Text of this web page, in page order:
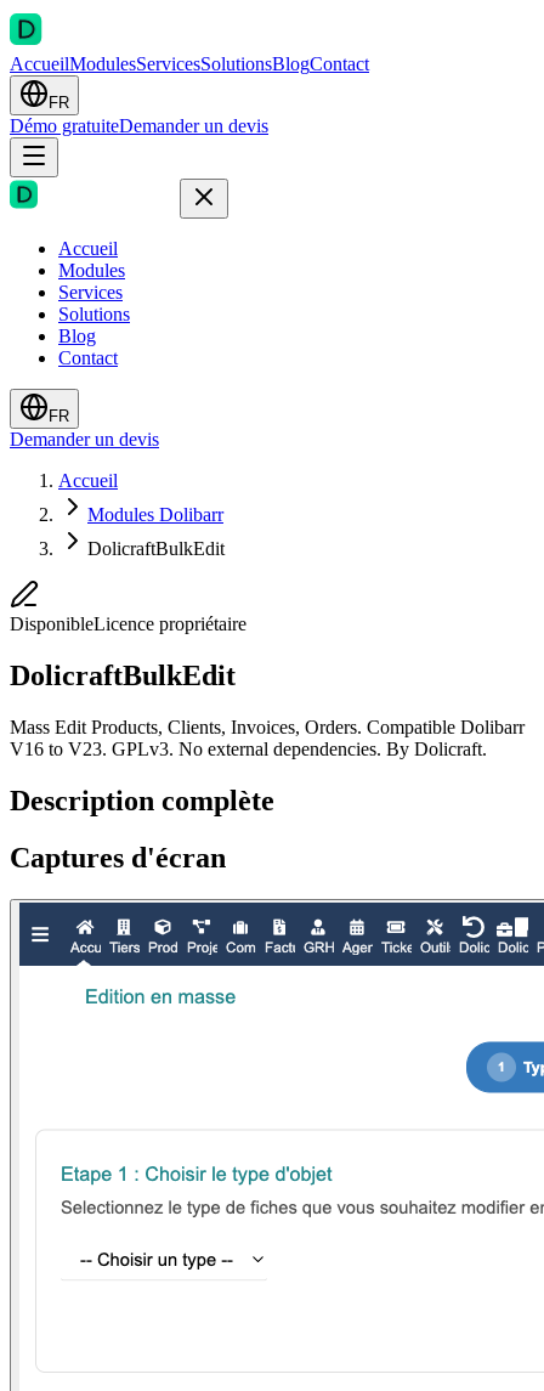
AccueilModulesServicesSolutionsBlogContact
FR
Démo gratuiteDemander un devis
Accueil
Modules
Services
Solutions
Blog
Contact
FR
Demander un devis
Accueil
Modules Dolibarr
DolicraftBulkEdit
DisponibleLicence propriétaire
DolicraftBulkEdit
Mass Edit Products, Clients, Invoices, Orders. Compatible Dolibarr
V16 to V23. GPLv3. No external dependencies. By Dolicraft.
Description complète
Captures d'écran